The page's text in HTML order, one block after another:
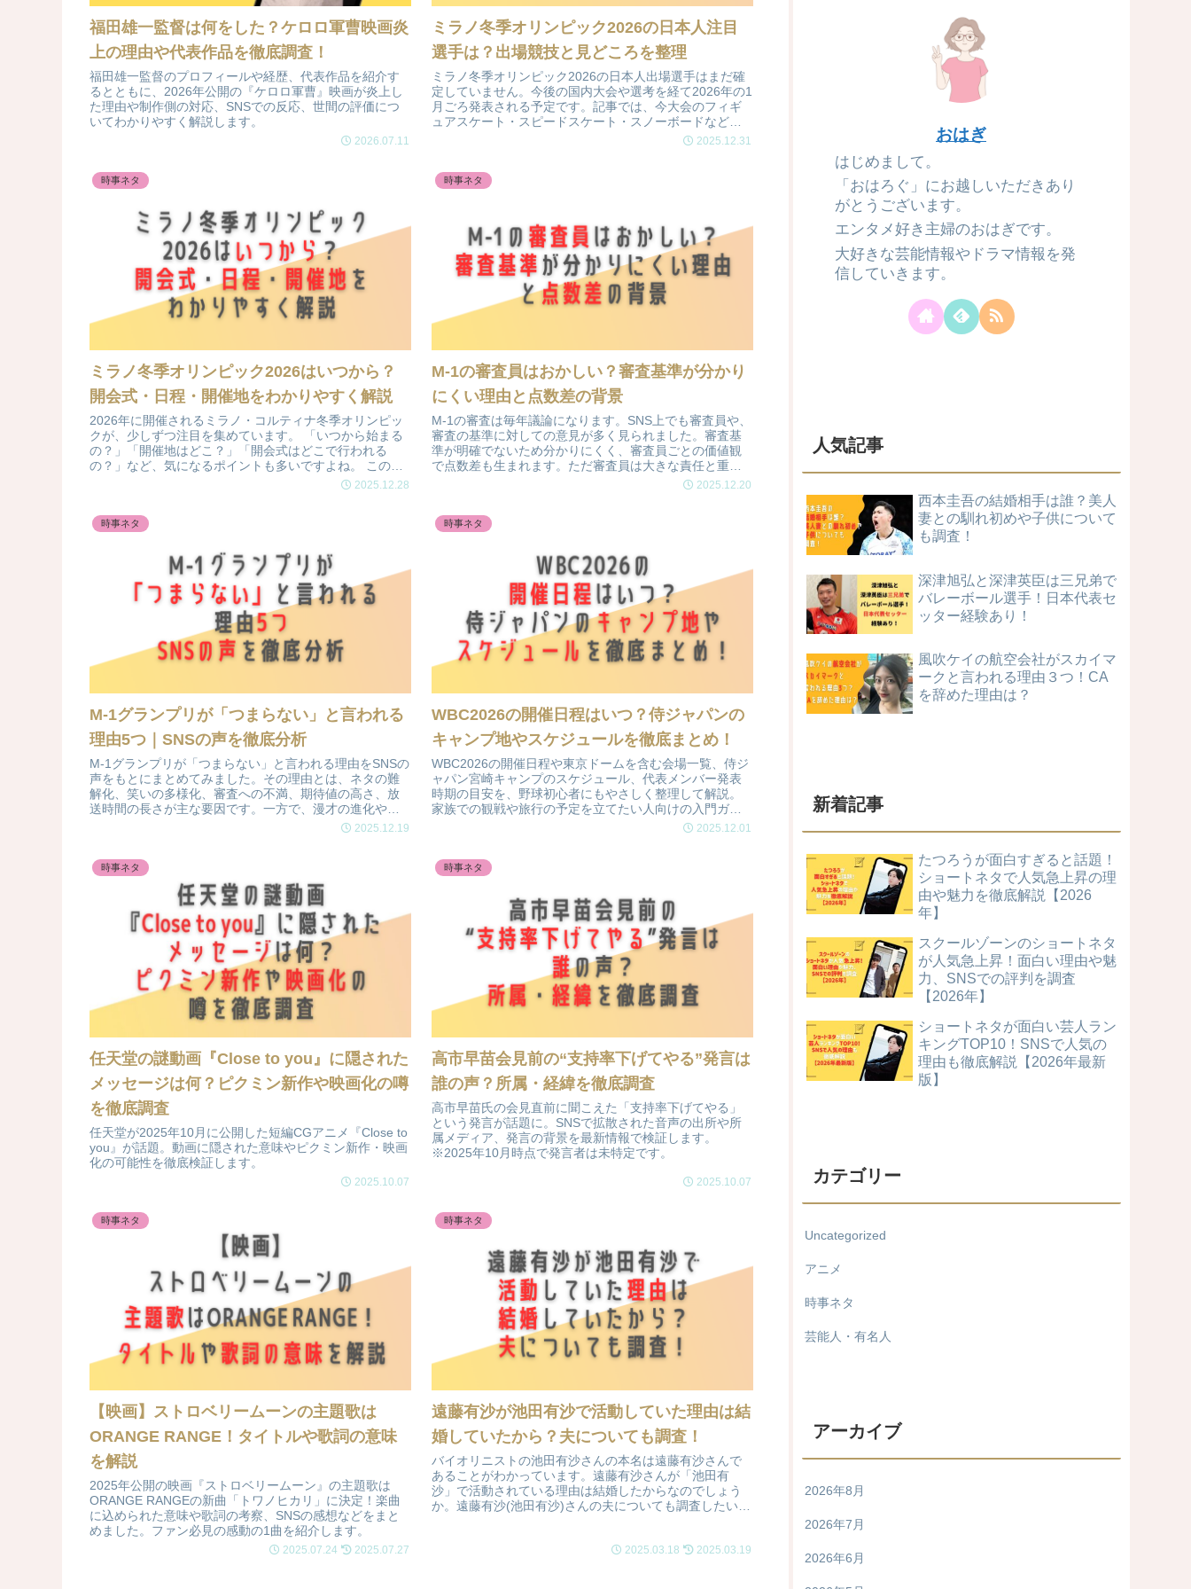
福田雄一監督は何をした？ケロロ軍曹映画炎
上の理由や代表作品を徹底調査！
福田雄一監督のプロフィールや経歴、代表作品を紹介す
るとともに、2026年公開の『ケロロ軍曹』映画が炎上し
た理由や制作側の対応、SNSでの反応、世間の評価につ
いてわかりやすく解説します。
2026.07.11
ミラノ冬季オリンピック2026の日本人注目
選手は？出場競技と見どころを整理
ミラノ冬季オリンピック2026の日本人出場選手はまだ確
定していません。今後の国内大会や選考を経て2026年の1
月ごろ発表される予定です。記事では、今大会のフィギ
ュアスケート・スピードスケート・スノーボードなどの
競技ごとの注目選手や見どころを分かりやすく紹介して
2025.12.31
時事ネタ
ミラノ冬季オリンピック2026はいつから？
開会式・日程・開催地をわかりやすく解説
2026年に開催されるミラノ・コルティナ冬季オリンピッ
クが、少しずつ注目を集めています。 「いつから始まる
の？」「開催地はどこ？」「開会式はどこで行われる
の？」など、気になるポイントも多いですよね。 この記
2025.12.28
時事ネタ
M-1の審査員はおかしい？審査基準が分かり
にくい理由と点数差の背景
M-1の審査は毎年議論になります。SNS上でも審査員や、
審査の基準に対しての意見が多く見られました。審査基
準が明確でないため分かりにくく、審査員ごとの価値観
で点数差も生まれます。ただ審査員は大きな責任と重圧
の中で真剣に向き合っており、批判も含めてM-1が国民的
2025.12.20
時事ネタ
M-1グランプリが「つまらない」と言われる
理由5つ｜SNSの声を徹底分析
M-1グランプリが「つまらない」と言われる理由をSNSの
声をもとにまとめてみました。その理由とは、ネタの難
解化、笑いの多様化、審査への不満、期待値の高さ、放
送時間の長さが主な要因です。一方で、漫才の進化やス
ター誕生の場としての魅力は健在。賛否が分かれる理由
2025.12.19
時事ネタ
WBC2026の開催日程はいつ？侍ジャパンの
キャンプ地やスケジュールを徹底まとめ！
WBC2026の開催日程や東京ドームを含む会場一覧、侍ジ
ャパン宮崎キャンプのスケジュール、代表メンバー発表
時期の目安を、野球初心者にもやさしく整理して解説。
家族での観戦や旅行の予定を立てたい人向けの入門ガイ
2025.12.01
時事ネタ
任天堂の謎動画『Close to you』に隠された
メッセージは何？ピクミン新作や映画化の噂
を徹底調査
任天堂が2025年10月に公開した短編CGアニメ『Close to
you』が話題。動画に隠された意味やピクミン新作・映画
化の可能性を徹底検証します。
2025.10.07
時事ネタ
高市早苗会見前の“支持率下げてやる”発言は
誰の声？所属・経緯を徹底調査
高市早苗氏の会見直前に聞こえた「支持率下げてやる」
という発言が話題に。SNSで拡散された音声の出所や所
属メディア、発言の背景を最新情報で検証します。
※2025年10月時点で発言者は未特定です。
2025.10.07
時事ネタ
【映画】ストロベリームーンの主題歌は
ORANGE RANGE！タイトルや歌詞の意味
を解説
2025年公開の映画『ストロベリームーン』の主題歌は
ORANGE RANGEの新曲「トワノヒカリ」に決定！楽曲
に込められた意味や歌詞の考察、SNSの感想などをまと
めました。ファン必見の感動の1曲を紹介します。
2025.07.24 2025.07.27
時事ネタ
遠藤有沙が池田有沙で活動していた理由は結
婚していたから？夫についても調査！
バイオリニストの池田有沙さんの本名は遠藤有沙さんで
あることがわかっています。遠藤有沙さんが「池田有
沙」で活動されている理由は結婚したからなのでしょう
か。遠藤有沙(池田有沙)さんの夫についても調査したいと
2025.03.18 2025.03.19
おはぎ
はじめまして。
「おはろぐ」にお越しいただきあり
がとうございます。
エンタメ好き主婦のおはぎです。
大好きな芸能情報やドラマ情報を発
信していきます。
人気記事
西本圭吾の結婚相手は誰？美人
妻との馴れ初めや子供について
も調査！
深津旭弘と深津英臣は三兄弟で
バレーボール選手！日本代表セ
ッター経験あり！
風吹ケイの航空会社がスカイマ
ークと言われる理由３つ！CA
を辞めた理由は？
新着記事
たつろうが面白すぎると話題！
ショートネタで人気急上昇の理
由や魅力を徹底解説【2026
年】
スクールゾーンのショートネタ
が人気急上昇！面白い理由や魅
力、SNSでの評判を調査
【2026年】
ショートネタが面白い芸人ラン
キングTOP10！SNSで人気の
理由も徹底解説【2026年最新
版】
カテゴリー
Uncategorized
アニメ
時事ネタ
芸能人・有名人
アーカイブ
2026年8月
2026年7月
2026年6月